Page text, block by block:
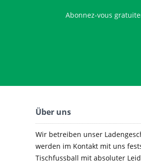
Abonnez-vous
Über uns
Wir betreiben unser
werden im Kontakt mit uns
Tischfussball mit absoluter